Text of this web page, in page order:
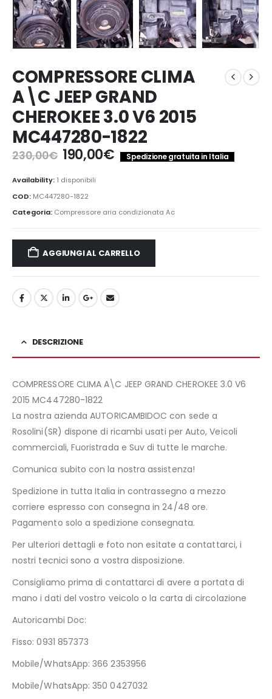
COMPRESSORE CLIMA
A\C JEEP GRAND
CHEROKEE 3.0 V6 2015
MC447280-1822
230,00€ Il
originale
era:
230,00€.
190,00€Il
prezzo
190,00€.
Spedizione gratuita in Italia
Availability: 1 disponibili
COD: MC447280-1822
Categoria: Compressore aria condizionata Ac
AGGIUNGI AL CARRELLO
DESCRIZIONE
COMPRESSORE CLIMA A\C JEEP GRAND CHEROKEE 3.0 V6
2015 MC447280-1822
La nostra azienda AUTORICAMBIDOC con sede a
Rosolini(SR) dispone di ricambi usati per Auto, Veicoli
commerciali, Fuoristrada e Suv di tutte le marche.
Comunica subito con la nostra assistenza!
Spedizione in tutta Italia in contrassegno a mezzo
corriere espresso con consegna in 24/48 ore.
Pagamento solo a spedizione consegnata.
Per ulteriori dettagli e foto non esitate a contattarci, i
nostri tecnici sono a vostra disposizione.
Consigliamo prima di contattarci di avere a portata di
mano i dati del vostro veicolo o la carta di circolazione
Autoricambi Doc:
Fisso: 0931 857373
Mobile/WhatsApp: 366 2353956
Mobile/WhatsApp: 350 0427032